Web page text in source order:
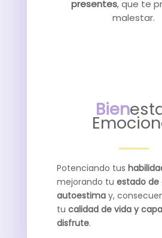
presentes, que te
malestar.
Bien
Potenciando tus
mejorando tu estado de
autoestimay,
tu calidad de vida y
disfrute.